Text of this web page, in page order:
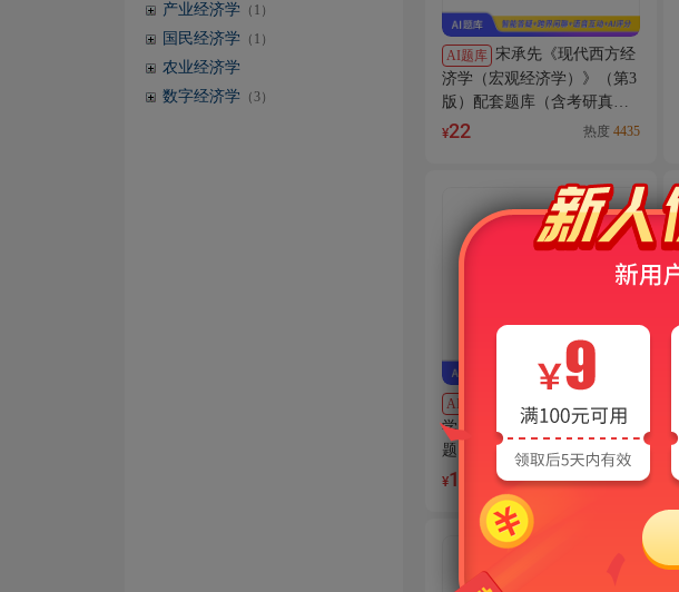
产业经济学 （1）
国民经济学 （1）
农业经济学
数字经济学 （3）
AI题库 宋承先《现代西方经
济学（宏观经济学）》（第3
版）配套题库（含考研真
题）AI讲解
¥22 热度 4435
AI电子书
逄锦聚《政治经济
学》（第6版）笔记和课后习
题（含考研真题）AI讲解
¥18 热度 2040